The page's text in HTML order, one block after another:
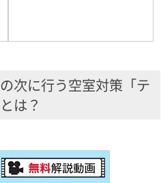
次に行う空室対策「テ
は？